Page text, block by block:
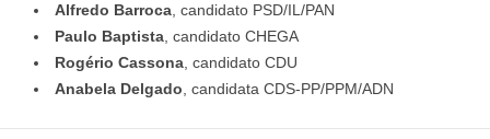
Alfredo Barroca , candidato PSD/IL/PAN
Paulo Baptista , candidato CHEGA
Rogério Cassona , candidato CDU
Anabela Delgado , candidata CDS-PP/PPM/ADN